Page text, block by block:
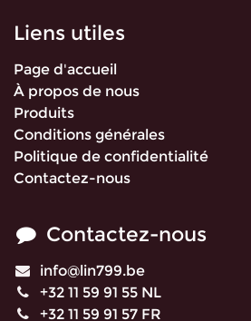
Liens utiles
Page d'accueil
À propos de nous
Produits
Conditions générales
Politique de confidentialité
Contactez-nous
Contactez-nous
info@lin799.be
+32 11 59 91 55 NL
+32 11 59 91 57 FR